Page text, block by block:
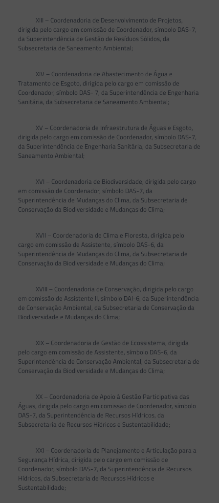
XIII – Coordenadoria de Desenvolvimento de Projetos,
dirigida pelo cargo em comissão de Coordenador, símbolo DAS-7,
da Superintendência de Gestão de Resíduos Sólidos, da
Subsecretaria de Saneamento Ambiental;
XIV – Coordenadoria de Abastecimento de Água e
Tratamento de Esgoto, dirigida pelo cargo em comissão de
Coordenador, símbolo DAS- 7, da Superintendência de Engenharia
Sanitária, da Subsecretaria de Saneamento Ambiental;
XV – Coordenadoria de Infraestrutura de Águas e Esgoto,
dirigida pelo cargo em comissão de Coordenador, símbolo DAS-7,
da Superintendência de Engenharia Sanitária, da Subsecretaria de
Saneamento Ambiental;
XVI – Coordenadoria de Biodiversidade, dirigida pelo cargo
em comissão de Coordenador, símbolo DAS-7, da
Superintendência de Mudanças do Clima, da Subsecretaria de
Conservação da Biodiversidade e Mudanças do Clima;
XVII – Coordenadoria de Clima e Floresta, dirigida pelo
cargo em comissão de Assistente, símbolo DAS-6, da
Superintendência de Mudanças do Clima, da Subsecretaria de
Conservação da Biodiversidade e Mudanças do Clima;
XVIII – Coordenadoria de Conservação, dirigida pelo cargo
em comissão de Assistente II, símbolo DAI-6, da Superintendência
de Conservação Ambiental, da Subsecretaria de Conservação da
Biodiversidade e Mudanças do Clima;
XIX – Coordenadoria de Gestão de Ecossistema, dirigida
pelo cargo em comissão de Assistente, símbolo DAS-6, da
Superintendência de Conservação Ambiental, da Subsecretaria de
Conservação da Biodiversidade e Mudanças do Clima;
XX – Coordenadoria de Apoio à Gestão Participativa das
Águas, dirigida pelo cargo em comissão de Coordenador, símbolo
DAS-7, da Superintendência de Recursos Hídricos, da
Subsecretaria de Recursos Hídricos e Sustentabilidade;
XXI – Coordenadoria de Planejamento e Articulação para a
Segurança Hídrica, dirigida pelo cargo em comissão de
Coordenador, símbolo DAS-7, da Superintendência de Recursos
Hídricos, da Subsecretaria de Recursos Hídricos e
Sustentabilidade;